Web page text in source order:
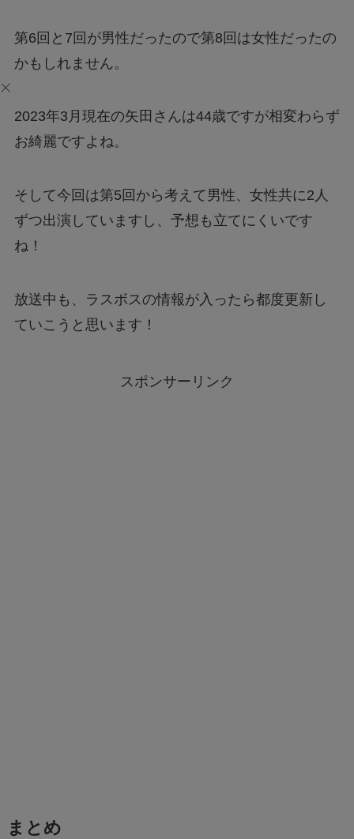
第6回と7回が男性だったので第8回は女性だったの
かもしれません。
2023年3月現在の矢田さんは44歳ですが相変わらず
お綺麗ですよね。
そして今回は第5回から考えて男性、女性共に2人
ずつ出演していますし、予想も立てにくいです
ね！
放送中も、ラスボスの情報が入ったら都度更新し
ていこうと思います！
スポンサーリンク
まとめ